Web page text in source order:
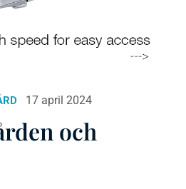
17 april 2024
och